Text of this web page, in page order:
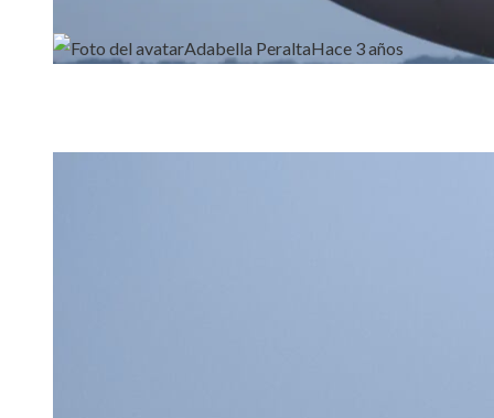
Adabella PeraltaHace 3 años